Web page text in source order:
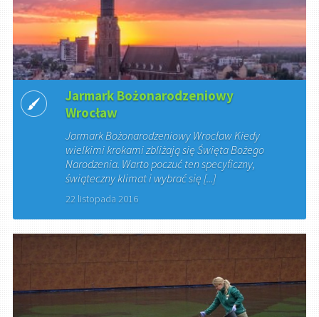
Jarmark Bożonarodzeniowy
Wrocław
Jarmark Bożonarodzeniowy Wrocław Kiedy
wielkimi krokami zbliżają się Święta Bożego
Narodzenia. Warto poczuć ten specyficzny,
świąteczny klimat i wybrać się [...]
22 listopada 2016